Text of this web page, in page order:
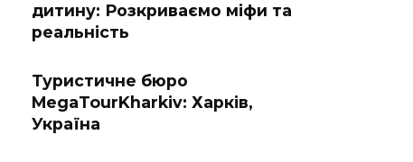
дитину: Розкриваємо міфи та
реальність
Туристичне бюро
MegaTourKharkiv: Харків,
Україна